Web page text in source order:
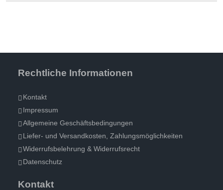
Rechtliche Informationen
Kontakt
Impressum
Allgemeine Geschäftsbedingungen
Liefer- und Versandkosten, Zahlungsmöglichkeiten
Widerrufsbelehrung & Widerrufsrecht
Datenschutz
Kontakt